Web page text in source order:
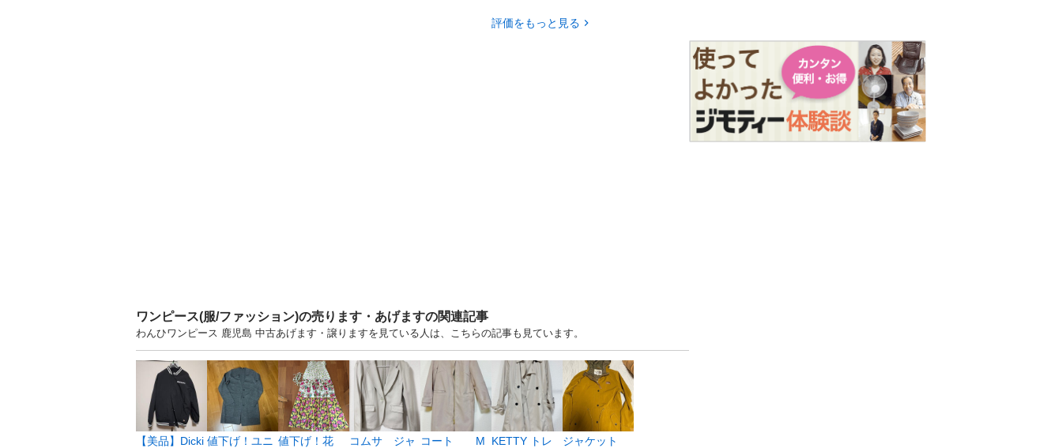
評価をもっと見る
ワンピース(服/ファッション)の売ります・あげますの関連記事
わんひワンピース 鹿児島 中古あげます・譲りますを見ている人は、こちらの記事も見ています。
【美品】Dicki 値下げ！ユニ 値下げ！花
コムサ ジャ
コート M
KETTY トレ
ジャケット